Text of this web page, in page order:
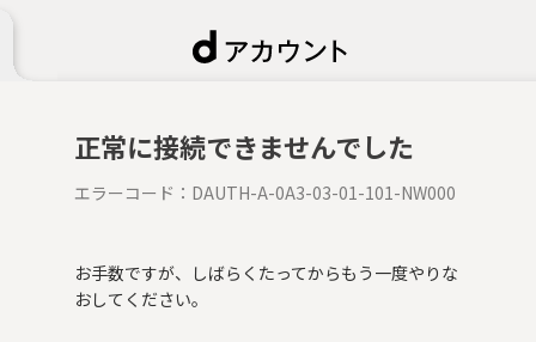
正常に接続できませんでした
エラーコード： DAUTH-A-0A3-03-01-101-NW000
お手数ですが、しばらくたってからもう一度やりな
おしてください。